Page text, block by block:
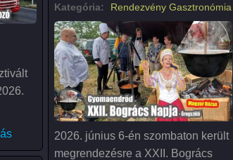
Találkozó és Fesztivál)
Kategória:
Rendezvény Gasztronómia
2026. június 6-én szombaton került
megrendezésre a XXII. Bogrács